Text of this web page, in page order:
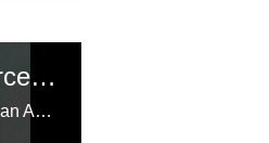
"Choco" Lozano no será cedido para juego de Barcelona B contra Tenerife
Antony Lozano se perderá el juego del Barcelona B ante el Tenerife de Byan Acosta